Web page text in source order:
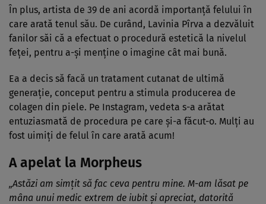
În plus, artista de 39 de ani acordă importanţă felului în
care arată tenul său. De curând, Lavinia Pîrva a dezvăluit
fanilor săi că a efectuat o procedură estetică la nivelul
feței, pentru a-și menține o imagine cât mai bună.
Ea a decis să facă un tratament cutanat de ultimă
generație, conceput pentru a stimula producerea de
colagen din piele. Pe Instagram, vedeta s-a arătat
entuziasmată de procedura pe care și-a făcut-o. Mulți au
fost uimiți de felul în care arată acum!
A apelat la Morpheus
„Astăzi am simțit să fac ceva pentru mine. M-am lăsat pe
mâna unui medic extrem de iubit și apreciat, datorită